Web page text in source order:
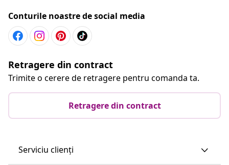
Conturile noastre de social media
Retragere din contract
Trimite o cerere de retragere pentru comanda ta.
Retragere din contract
Serviciu clienți